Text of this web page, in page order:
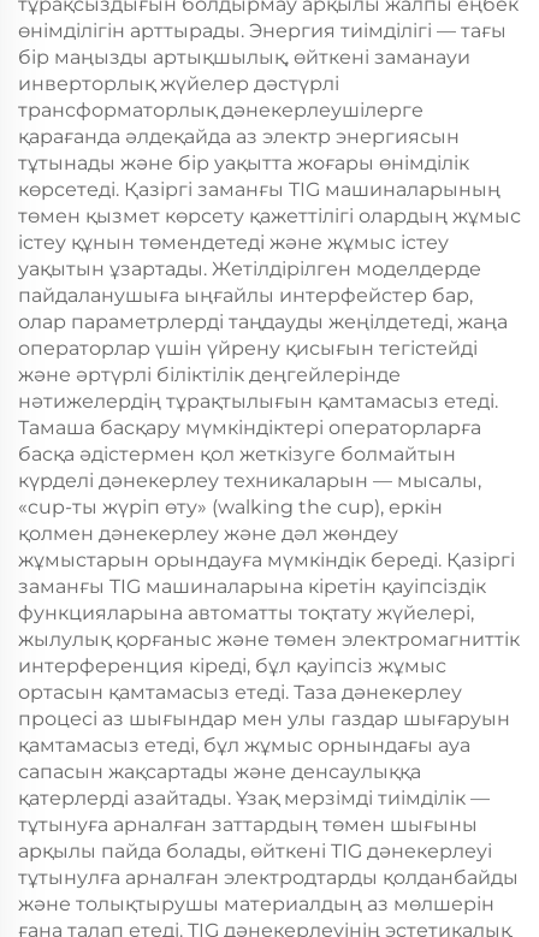
өнімділігін арттырады. Энергия тиімділігі — тағы
бір маңызды артықшылық, өйткені заманауи
инверторлық жүйелер дәстүрлі
трансформаторлық дәнекерлеушілерге
қарағанда әлдеқайда аз электр энергиясын
тұтынады және бір уақытта жоғары өнімділік
көрсетеді. Қазіргі заманғы TIG машиналарының
төмен қызмет көрсету қажеттілігі олардың жұмыс
істеу құнын төмендетеді және жұмыс істеу
уақытын ұзартады. Жетілдірілген моделдерде
пайдаланушыға ыңғайлы интерфейстер бар,
олар параметрлерді таңдауды жеңілдетеді, жаңа
операторлар үшін үйрену қисығын тегістейді
және әртүрлі біліктілік деңгейлерінде
нәтижелердің тұрақтылығын қамтамасыз етеді.
Тамаша басқару мүмкіндіктері операторларға
басқа әдістермен қол жеткізуге болмайтын
күрделі дәнекерлеу техникаларын — мысалы,
«cup-ты жүріп өту» (walking the cup), еркін
қолмен дәнекерлеу және дәл жөндеу
жұмыстарын орындауға мүмкіндік береді. Қазіргі
заманғы TIG машиналарына кіретін қауіпсіздік
функцияларына автоматты тоқтату жүйелері,
жылулық қорғаныс және төмен электромагниттік
интерференция кіреді, бұл қауіпсіз жұмыс
ортасын қамтамасыз етеді. Таза дәнекерлеу
процесі аз шығындар мен улы газдар шығаруын
қамтамасыз етеді, бұл жұмыс орнындағы ауа
сапасын жақсартады және денсаулыққа
қатерлерді азайтады. Ұзақ мерзімді тиімділік —
тұтынуға арналған заттардың төмен шығыны
арқылы пайда болады, өйткені TIG дәнекерлеуі
тұтынулға арналған электродтарды қолданбайды
және толықтырушы материалдың аз мөлшерін
ғана талап етеді. TIG дәнекерлеуінің эстетикалық